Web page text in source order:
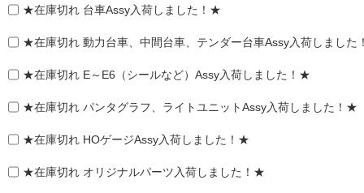
★在庫切れ 台車Assy入荷しました！★
★在庫切れ 動力台車、中間台車、テンダー台車Assy入荷しまし
★在庫切れ E～E6（シールなど）Assy入荷しました！★
★在庫切れ パンタグラフ、ライトユニットAssy入荷しました！★
★在庫切れ HOゲージAssy入荷しました！★
★在庫切れ オリジナルパーツ入荷しました！★